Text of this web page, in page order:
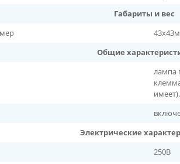
Габариты и вес
Общие
лампа
имеет).
Электрические
250В